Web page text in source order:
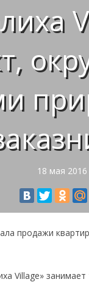
18 мая 2016
продажи
Village»